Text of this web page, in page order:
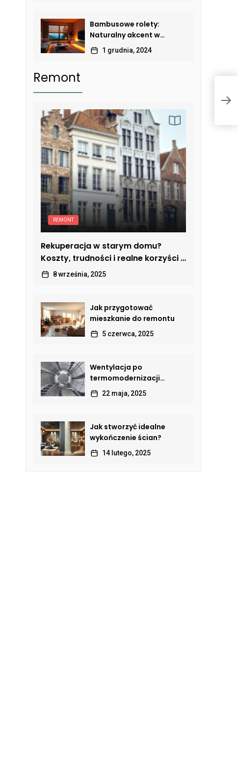
Bambusowe rolety:
Naturalny akcent w
nowoczesnym wnętrzu
1 grudnia, 2024
Remont
REMONT
Rekuperacja w starym domu?
Koszty, trudności i realne korzyści z
modernizacji
8 września, 2025
Jak przygotować
mieszkanie do remontu
5 czerwca, 2025
Wentylacja po
termomodernizacji
budynku – jak przywrócić
sprawną wymianę
22 maja, 2025
Jak stworzyć idealne
wykończenie ścian?
14 lutego, 2025